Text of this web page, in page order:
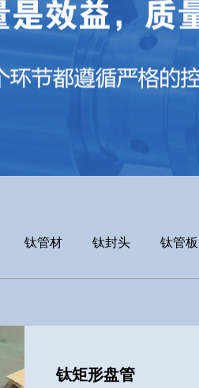
钛管材 钛封头 钛管板
钛矩形盘管